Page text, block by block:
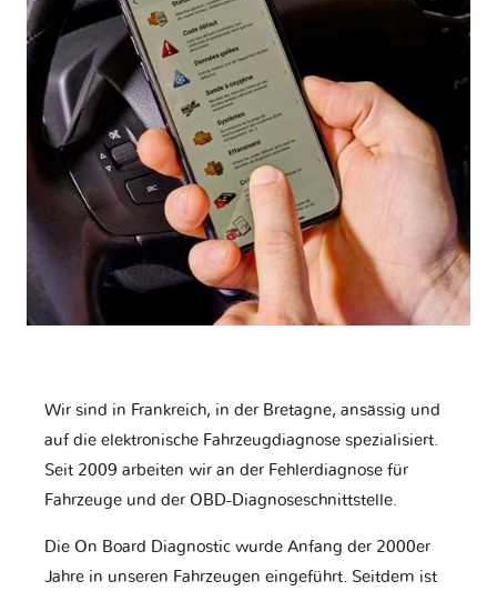
Wir sind in Frankreich, in der Bretagne, ansässig und
auf die elektronische Fahrzeugdiagnose spezialisiert.
Seit 2009 arbeiten wir an der Fehlerdiagnose für
Fahrzeuge und der OBD-Diagnoseschnittstelle.
Die On Board Diagnostic wurde Anfang der 2000er
Jahre in unseren Fahrzeugen eingeführt. Seitdem ist